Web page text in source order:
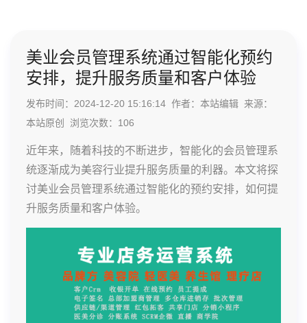
美业会员管理系统通过智能化预约
安排，提升服务质量和客户体验
发布时间：2024-12-20 15:16:14 作者：本站编辑 来源：
本站原创 浏览次数： 106
近年来，随着科技的不断进步，智能化的会员管理系
统逐渐成为美容行业提升服务质量的利器。本文将探
讨美业会员管理系统通过智能化的预约安排，如何提
升服务质量和客户体验。